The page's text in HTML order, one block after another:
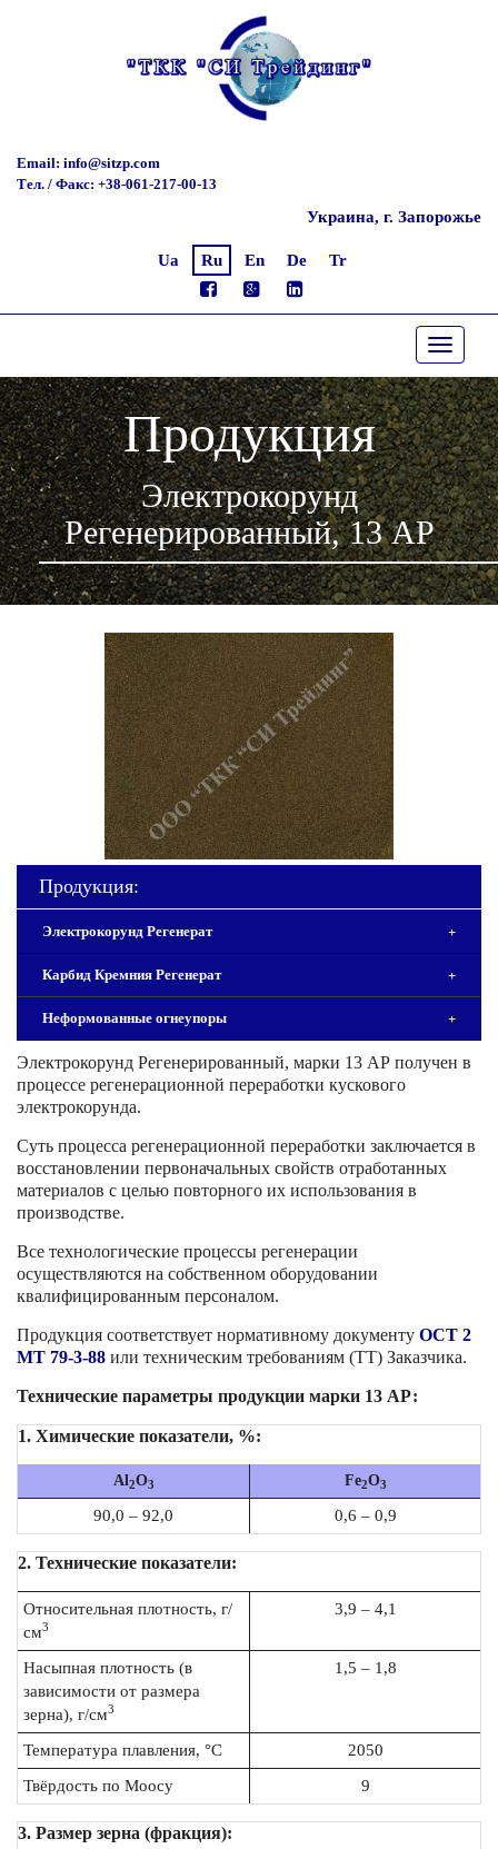
Email: info@sitzp.com
Тел. / Факс: +38-061-217-00-13
Украина, г. Запорожье
Ua Ru En De Tr
Toggle
Продукция
Электрокорунд
Регенерированный, 13 АР
Продукция:
+
Электрокорунд Регенерат
+
Карбид Кремния Регенерат
+
Неформованные огнеупоры
Электрокорунд Регенерированный, марки 13 АР получен в
процессе регенерационной переработки кускового
электрокорунда.
Суть процесса регенерационной переработки заключается в
восстановлении первоначальных свойств отработанных
материалов с целью повторного их использования в
производстве.
Все технологические процессы регенерации
осуществляются на собственном оборудовании
квалифицированным персоналом.
Продукция соответствует нормативному документу ОСТ 2
МТ 79-3-88 или техническим требованиям (ТТ) Заказчика.
Технические параметры продукции марки 13 АР:
1. Химические показатели, %:
Al2O3 Fe2O3
90,0 – 92,0 0,6 – 0,9
2. Технические показатели:
Относительная плотность, г/
см3
3,9 – 4,1
Насыпная плотность (в
зависимости от размера
зерна), г/см3
1,5 – 1,8
Температура плавления, °C
2050
Твёрдость по Моосу
9
3. Размер зерна (фракция):